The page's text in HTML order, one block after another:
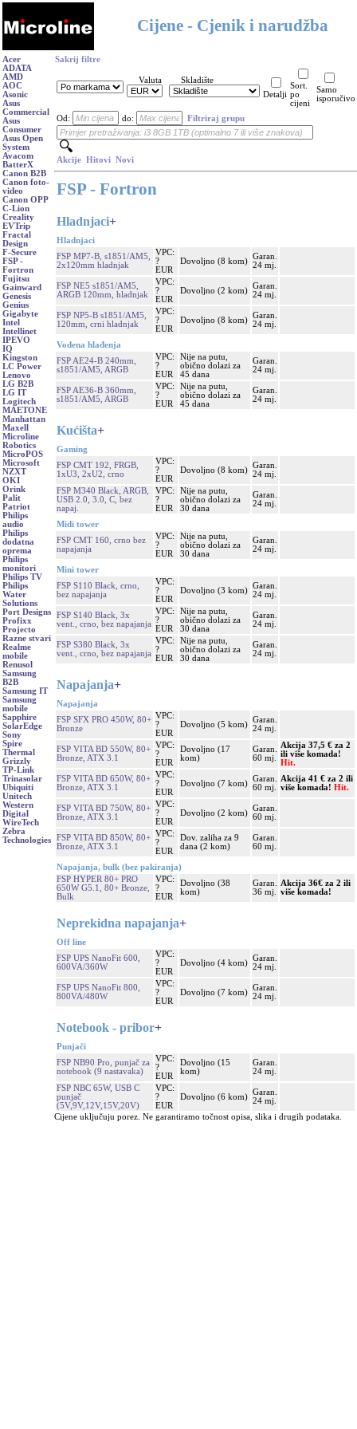
Cijene - Cjenik i narudžba
Acer
ADATA
AMD
AOC
Asonic
Asus
Commercial
Asus
Consumer
Asus Open
System
Avacom
BatterX
Canon B2B
Canon foto-
video
Canon OPP
C-Lion
Creality
EVTrip
Fractal
Design
F-Secure
FSP -
Fortron
Fujitsu
Gainward
Genesis
Genius
Gigabyte
Intel
Intellinet
IPEVO
IQ
Kingston
LC Power
Lenovo
LG B2B
LG IT
Logitech
MAETONE
Manhattan
Maxell
Microline
Robotics
MicroPOS
Microsoft
NZXT
OKI
Orink
Palit
Patriot
Philips
audio
Philips
dodatna
oprema
Philips
monitori
Philips TV
Philips
Water
Solutions
Port Designs
Profixx
Projecto
Razne stvari
Realme
mobile
Renusol
Samsung
B2B
Samsung IT
Samsung
mobile
Sapphire
SolarEdge
Sony
Spire
Thermal
Grizzly
TP-Link
Trinasolar
Ubiquiti
Unitech
Western
Digital
WireTech
Zebra
Technologies
Sakrij filtre
Valuta
Skladište
Detalji
Sort.
po
cijeni
Samo
isporučivo
Od: do: Filtriraj grupu
Akcije Hitovi Novi
FSP - Fortron
Hladnjaci+
Hladnjaci
FSP MP7-B, s1851/AM5,
2x120mm hladnjak
VPC:
?
EUR
Dovoljno (8 kom)
Garan.
24 mj.
FSP NE5 s1851/AM5,
ARGB 120mm, hladnjak
VPC:
?
EUR
Dovoljno (2 kom)
Garan.
24 mj.
FSP NP5-B s1851/AM5,
120mm, crni hladnjak
VPC:
?
EUR
Dovoljno (8 kom)
Garan.
24 mj.
Vodena hlađenja
FSP AE24-B 240mm,
s1851/AM5, ARGB
VPC:
?
EUR
Nije na putu,
obično dolazi za
45 dana
Garan.
24 mj.
FSP AE36-B 360mm,
s1851/AM5, ARGB
VPC:
?
EUR
Nije na putu,
obično dolazi za
45 dana
Garan.
24 mj.
Kućišta+
Gaming
FSP CMT 192, FRGB,
1xU3, 2xU2, crno
VPC:
?
EUR
Dovoljno (8 kom)
Garan.
24 mj.
FSP M340 Black, ARGB,
USB 2.0, 3.0, C, bez
napaj.
VPC:
?
EUR
Nije na putu,
obično dolazi za
30 dana
Garan.
24 mj.
Midi tower
FSP CMT 160, crno bez
napajanja
VPC:
?
EUR
Nije na putu,
obično dolazi za
30 dana
Garan.
24 mj.
Mini tower
FSP S110 Black, crno,
bez napajanja
VPC:
?
EUR
Dovoljno (3 kom)
Garan.
24 mj.
FSP S140 Black, 3x
vent., crno, bez napajanja
VPC:
?
EUR
Nije na putu,
obično dolazi za
30 dana
Garan.
24 mj.
FSP S380 Black, 3x
vent., crno, bez napajanja
VPC:
?
EUR
Nije na putu,
obično dolazi za
30 dana
Garan.
24 mj.
Napajanja+
Napajanja
FSP SFX PRO 450W, 80+
Bronze
VPC:
?
EUR
Dovoljno (5 kom)
Garan.
24 mj.
FSP VITA BD 550W, 80+
Bronze, ATX 3.1
VPC:
?
EUR
Dovoljno (17
kom)
Garan.
60 mj.
Akcija 37,5 € za 2
ili više komada!
Hit.
FSP VITA BD 650W, 80+
Bronze, ATX 3.1
VPC:
?
EUR
Dovoljno (7 kom)
Garan.
60 mj.
Akcija 41 € za 2 ili
više komada! Hit.
FSP VITA BD 750W, 80+
Bronze, ATX 3.1
VPC:
?
EUR
Dovoljno (2 kom)
Garan.
60 mj.
FSP VITA BD 850W, 80+
Bronze, ATX 3.1
VPC:
?
EUR
Dov. zaliha za 9
dana (2 kom)
Garan.
60 mj.
Napajanja, bulk (bez pakiranja)
FSP HYPER 80+ PRO
650W G5.1, 80+ Bronze,
Bulk
VPC:
?
EUR
Dovoljno (38
kom)
Garan.
36 mj.
Akcija 36€ za 2 ili
više komada!
Neprekidna napajanja+
Off line
FSP UPS NanoFit 600,
600VA/360W
VPC:
?
EUR
Dovoljno (4 kom)
Garan.
24 mj.
FSP UPS NanoFit 800,
800VA/480W
VPC:
?
EUR
Dovoljno (7 kom)
Garan.
24 mj.
Notebook - pribor+
Punjači
FSP NB90 Pro, punjač za
notebook (9 nastavaka)
VPC:
?
EUR
Dovoljno (15
kom)
Garan.
24 mj.
FSP NBC 65W, USB C
punjač
(5V,9V,12V,15V,20V)
VPC:
?
EUR
Dovoljno (6 kom)
Garan.
24 mj.
Cijene uključuju porez. Ne garantiramo točnost opisa, slika i drugih podataka.